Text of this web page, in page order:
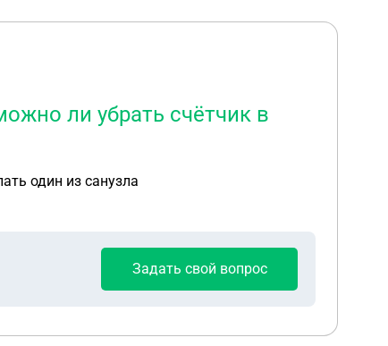
ли убрать счётчик в
один из санузла
Задать свой вопрос